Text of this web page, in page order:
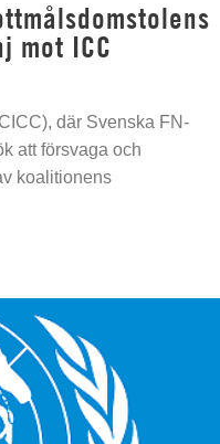
mot ICC
där Svenska FN-
att försvaga och
koalitionens